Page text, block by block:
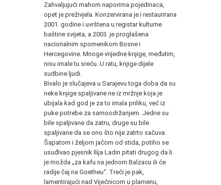
Zahvaljujući mahom naporima pojedinaca,
opet je preživjela. Konzervirana je i restaurirana
2001. godine i uvrštena u registar kulturne
baštine svijeta, a 2003. je proglašena
nacionalnim spomenikom Bosne i
Hercegovine. Mnoge vrijedne knjige, međutim,
nisu imale tu sreću. U ratu, knjige dijele
sudbine ljudi.
Bivalo je slučajeva u Sarajevu toga doba da su
neke knjige spaljivane ne iz mržnje koja je
ubijala kad god je za to imala priliku, već iz
puke potrebe za samoodržanjem. Jedne su
bile spaljivane da zatru, druge su bile
spaljivane da se ono što nije zatrto sačuva.
Šapatom i željom jačom od stida, potiho se
usuđivao pjesnik Ilija Ladin pitati drugog da li
je možda „za kafu na jednom Balzacu ili će
radije čaj na Goetheu“. Treći je pak,
lamentirajući nad Vijećnicom u plamenu,